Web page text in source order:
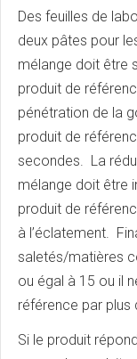
Des feuilles de
deux pâtes pour
mélange doit être
produit de
pénétration de la
produit de
secondes. La
mélange doit être
produit de
à l’éclatement.
saletés/matières
ou égal à 15 ou il
référence par plus
Si le produit